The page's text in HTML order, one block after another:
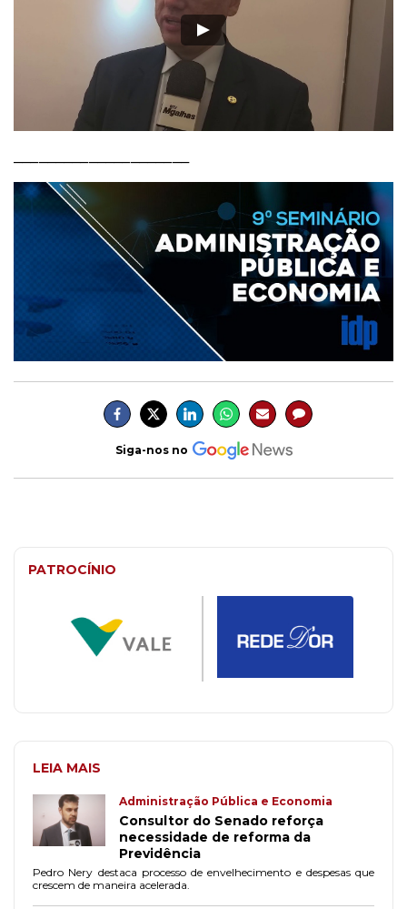
Siga-nos no
PATROCÍNIO
LEIA MAIS
Administração Pública e Economia
Consultor do Senado reforça
necessidade de reforma da
Previdência
Pedro Nery destaca processo de envelhecimento e despesas que
crescem de maneira acelerada.